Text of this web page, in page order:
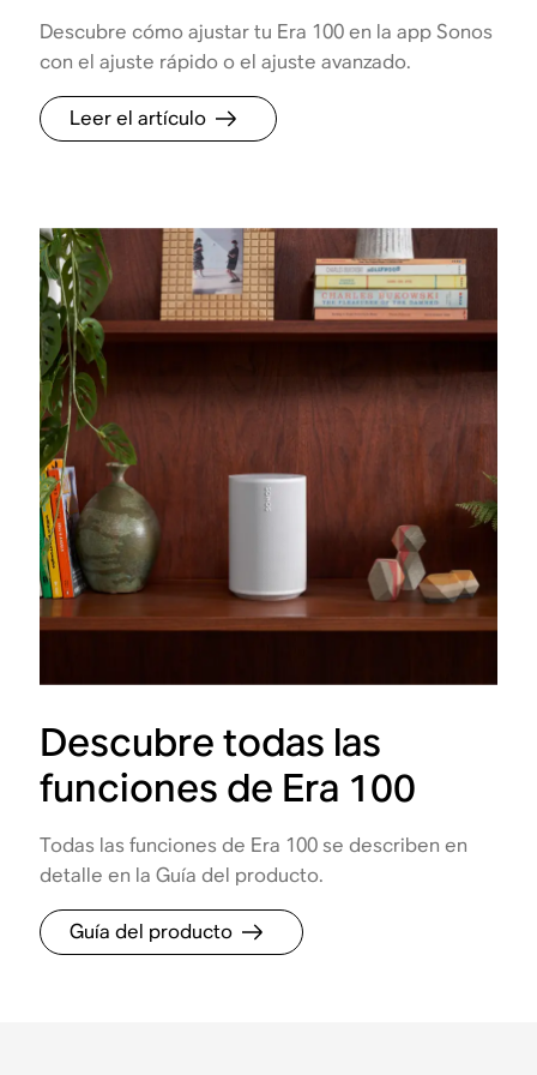
Descubre cómo ajustar tu Era 100 en la app Sonos
con el ajuste rápido o el ajuste avanzado.
Leer el artículo
Descubre todas las
funciones de Era 100
Todas las funciones de Era 100 se describen en
detalle en la Guía del producto.
Guía del producto